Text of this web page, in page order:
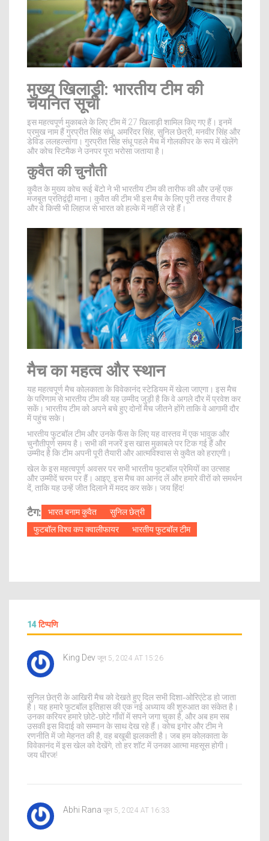
मुख्य खिलाड़ी: भारतीय टीम की
चयनित सूची
इस महत्वपूर्ण मुकाबले के लिए टीम में 27 खिलाड़ी शामिल किए गए हैं। इनमें
प्रमुख नाम हैं गुरप्रीत सिंह संधू, अमरिंदर सिंह, सुनिल छेत्री, मनवीर सिंह और
डेविड ललहल्सांगा। गुरप्रीत सिंह संधू पहले मैच में गोलकीपर के रूप में खेलेंगे
और कोच स्टिमैक ने उनपर पूरा भरोसा जताया है।
कुवैत की चुनौती
कुवैत के मुख्य कोच रूई बेंटो ने भी भारतीय टीम की तारीफ की और उन्हें एक
मजबूत प्रतिद्वंद्वी माना। कुवैत की टीम भी इस मैच के लिए पूरी तरह तैयार है
और वे किसी भी लिहाज से भारत को हल्के में नहीं ले रहे हैं।
मैच का महत्व और स्थान
यह महत्वपूर्ण मैच कोलकाता के विवेकानंद स्टेडियम में खेला जाएगा। इस मैच
के परिणाम से भारतीय टीम की यह उम्मीद जुड़ी है कि वे अगले दौर में प्रवेश कर
सकें। भारतीय टीम को अपने बचे हुए दोनों मैच जीतने होंगे ताकि वे आगामी दौर
में पहुंच सके।
भारतीय फुटबॉल टीम और उनके फैंस के लिए यह वास्तव में एक भावुक और
चुनौतीपूर्ण समय है। सभी की नजरें इस खास मुकाबले पर टिक गई हैं और
उम्मीद है कि टीम अपनी पूरी तैयारी और आत्मविश्वास से कुवैत को हराएगी।
खेल के इस महत्वपूर्ण अवसर पर सभी भारतीय फुटबॉल प्रेमियों का उत्साह
और उम्मीदें चरम पर हैं। आइए, इस मैच का आनंद लें और हमारे वीरों को समर्थन
दें, ताकि यह उन्हें जीत दिलाने में मदद कर सके। जय हिंद!
टैग: भारत बनाम कुवैत
सुनिल छेत्री
फुटबॉल विश्व कप क्वालीफायर
भारतीय फुटबॉल टीम
14टिप्पणि
King Dev जून 5, 2024 AT 15:26
सुनिल छेत्री के आखिरी मैच को देखते हुए दिल सभी दिशा‑ओरिएंटेड हो जाता
है। यह हमारे फुटबॉल इतिहास की एक नई अध्याय की शुरुआत का संकेत है।
उनका करियर हमारे छोटे‑छोटे गाँवों में सपने जगा चुका है, और अब हम सब
उसकी इस विदाई को सम्मान के साथ देख रहे हैं। कोच इगोर और टीम ने
रणनीति में जो मेहनत की है, वह बखूबी झलकती है। जब हम कोलकाता के
विवेकानंद में इस खेल को देखेंगे, तो हर शॉट में उनका आत्मा महसूस होगी।
जय धीरज!
Abhi Rana जून 5, 2024 AT 16:33